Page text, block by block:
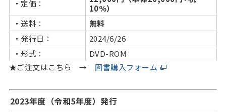
・定価：
10％）
・送料：
無料
・発行日：
2024/6/26
・形式：
DVD-ROM
★ご注文はこちら → 図書購入フォーム
2023年度（令和5年度）発行